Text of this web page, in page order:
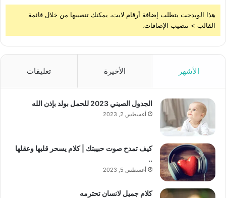
هذا الويدجت يتطلب إضافة أرقام لايت، يمكنك تنصيبها من خلال قائمة
القالب > تنصيب الإضافات.
الأشهر الأخيرة تعليقات
الجدول الصيني 2023 للحمل بولد بإذن الله
أغسطس 2, 2023
كيف تمدح صوت حبيبتك | كلام يسحر قلبها وعقلها
..
أغسطس 5, 2023
كلام جميل لانسان تحترمه